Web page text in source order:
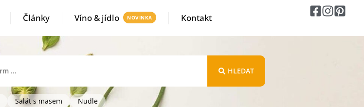
Články Víno & jídlo Kontakt
HLEDAT
Salát s masem Nudle